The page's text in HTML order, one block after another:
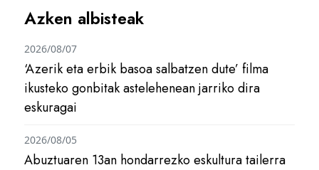
Azken albisteak
‘Azerik eta erbik basoa salbatzen dute’ filma
ikusteko gonbitak astelehenean jarriko dira
eskuragai
2026/08/07
Abuztuaren 13an hondarrezko eskultura tailerra
2026/08/05